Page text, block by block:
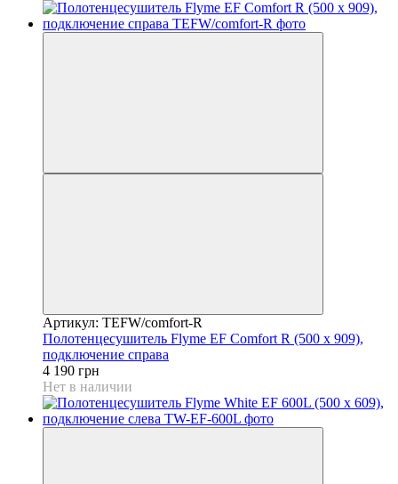
Артикул: TEFW/comfort-R
Полотенцесушитель Flyme EF Comfort R (500 х 909),
подключение справа
4 190 грн
Нет в наличии